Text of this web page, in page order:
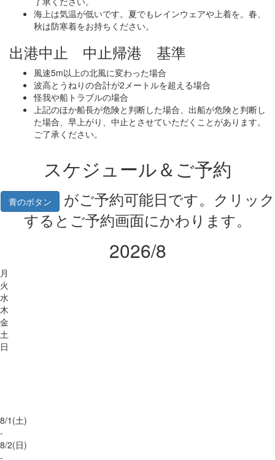
海上は気温が低いです。夏でもレインウェアや上着を。春、
秋は防寒着をお持ちください。
出港中止 中止帰港 基準
風速5m以上の北風に変わった場合
波高とうねりの合計が2メートルを超える場合
怪我や船トラブルの場合
上記のほか船長が危険と判断した場合、出船が危険と判断し
た場合、早上がり、中止とさせていただくことがあります。
ご了承ください。
スケジュール＆ご予約
青のボタン
がご予約可能日です。クリック
するとご予約画面にかわります。
2026/8
月
火
水
木
金
土
日
8/1 (土)
-
8/2(日)
-